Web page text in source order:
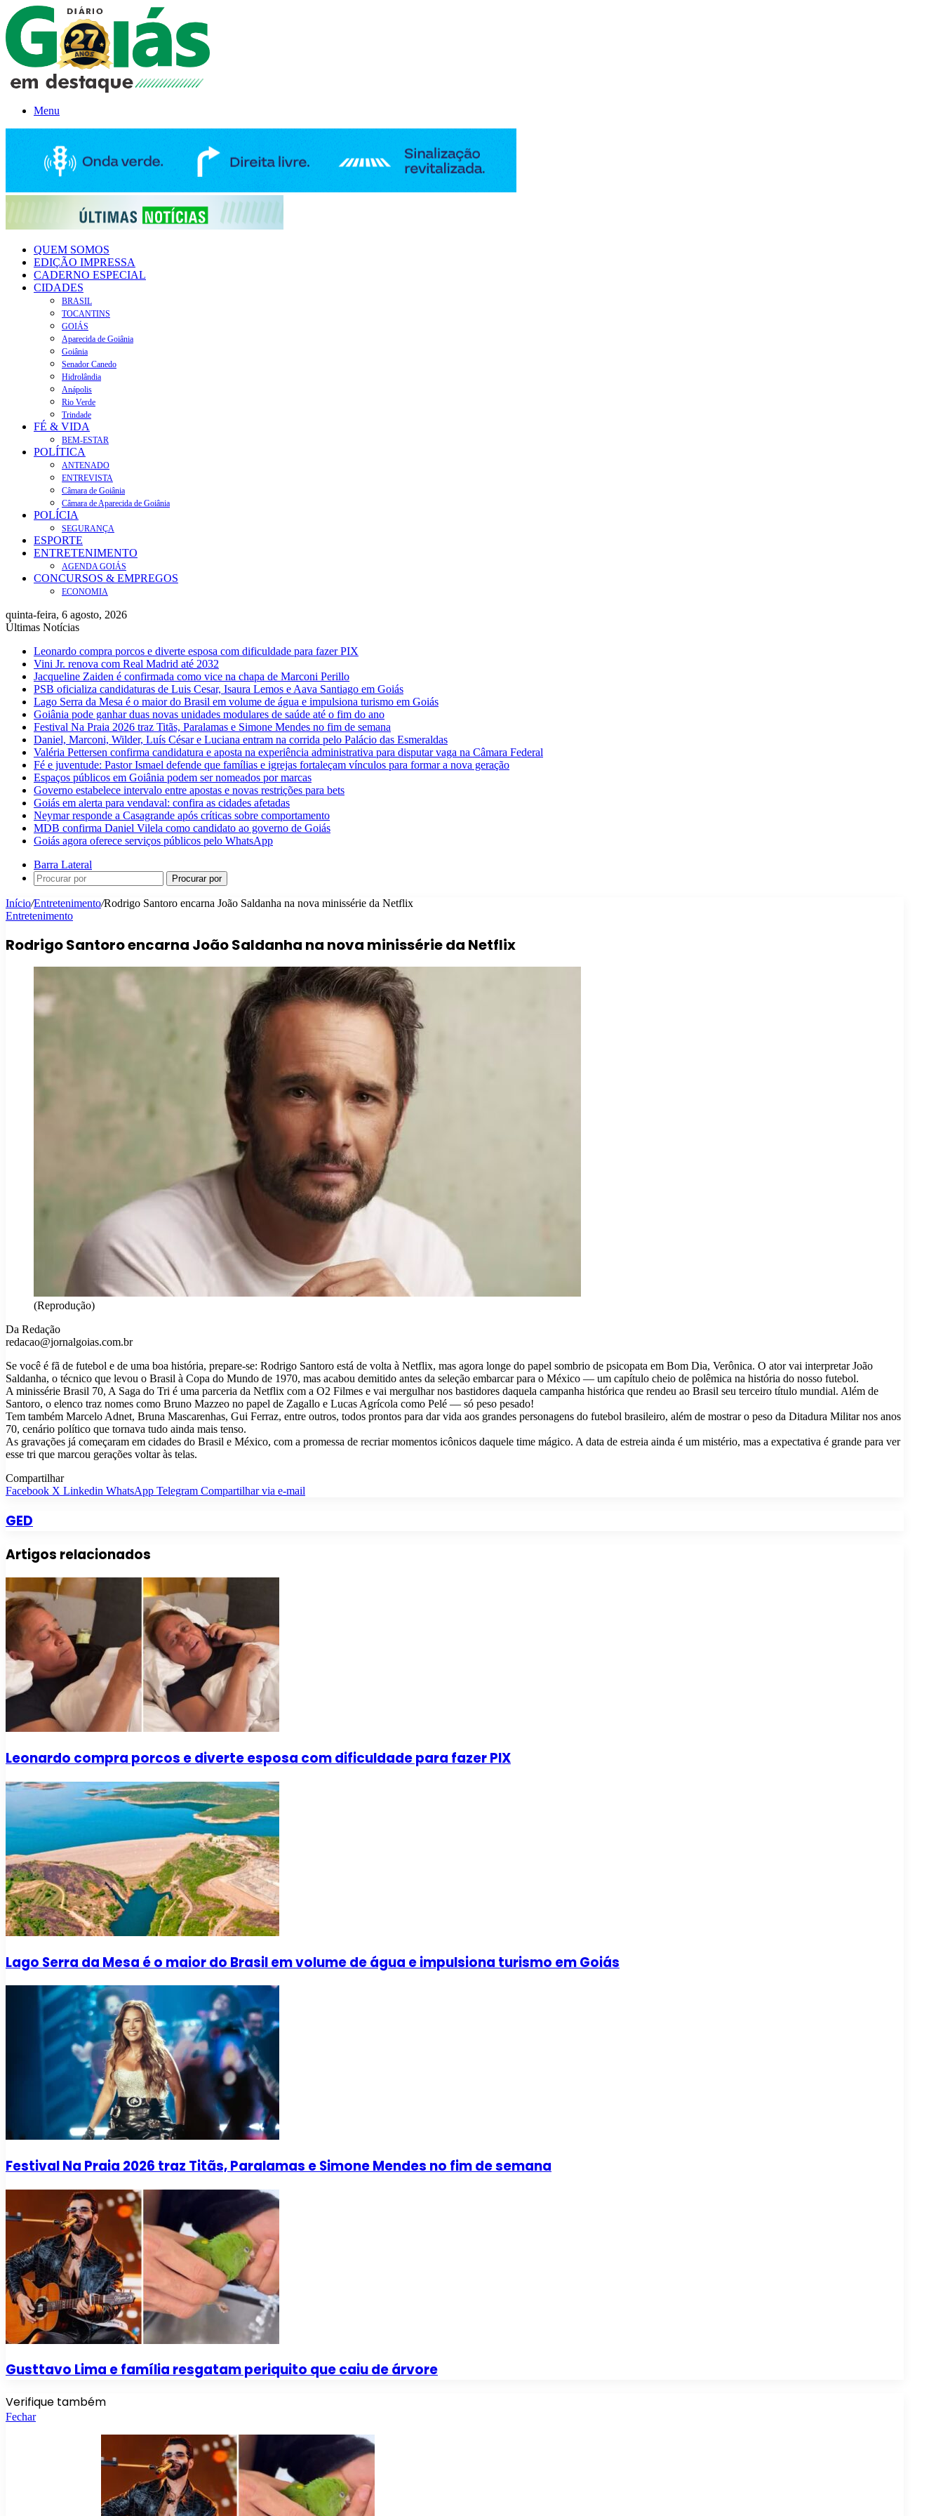
Menu
QUEM SOMOS
EDIÇÃO IMPRESSA
CADERNO ESPECIAL
CIDADES
BRASIL
TOCANTINS
GOIÁS
Aparecida de Goiânia
Goiânia
Senador Canedo
Hidrolândia
Anápolis
Rio Verde
Trindade
FÉ & VIDA
BEM-ESTAR
POLÍTICA
ANTENADO
ENTREVISTA
Câmara de Goiânia
Câmara de Aparecida de Goiânia
POLÍCIA
SEGURANÇA
ESPORTE
ENTRETENIMENTO
AGENDA GOIÁS
CONCURSOS & EMPREGOS
ECONOMIA
quinta-feira, 6 agosto, 2026
Últimas Notícias
Leonardo compra porcos e diverte esposa com dificuldade para fazer PIX
Vini Jr. renova com Real Madrid até 2032
Jacqueline Zaiden é confirmada como vice na chapa de Marconi Perillo
PSB oficializa candidaturas de Luis Cesar, Isaura Lemos e Aava Santiago em Goiás
Lago Serra da Mesa é o maior do Brasil em volume de água e impulsiona turismo em Goiás
Goiânia pode ganhar duas novas unidades modulares de saúde até o fim do ano
Festival Na Praia 2026 traz Titãs, Paralamas e Simone Mendes no fim de semana
Daniel, Marconi, Wilder, Luís César e Luciana entram na corrida pelo Palácio das Esmeraldas
Valéria Pettersen confirma candidatura e aposta na experiência administrativa para disputar vaga na Câmara Federal
Fé e juventude: Pastor Ismael defende que famílias e igrejas fortaleçam vínculos para formar a nova geração
Espaços públicos em Goiânia podem ser nomeados por marcas
Governo estabelece intervalo entre apostas e novas restrições para bets
Goiás em alerta para vendaval: confira as cidades afetadas
Neymar responde a Casagrande após críticas sobre comportamento
MDB confirma Daniel Vilela como candidato ao governo de Goiás
Goiás agora oferece serviços públicos pelo WhatsApp
Barra Lateral
Procurar por
Início/Entretenimento/Rodrigo Santoro encarna João Saldanha na nova minissérie da Netflix
Entretenimento
Rodrigo Santoro encarna João Saldanha na nova minissérie da Netflix
(Reprodução)
Da Redação
redacao@jornalgoias.com.br
Se você é fã de futebol e de uma boa história, prepare-se: Rodrigo Santoro está de volta à Netflix, mas agora longe do papel sombrio de psicopata em Bom Dia, Verônica. O ator vai interpretar João
Saldanha, o técnico que levou o Brasil à Copa do Mundo de 1970, mas acabou demitido antes da seleção embarcar para o México — um capítulo cheio de polêmica na história do nosso futebol.
A minissérie Brasil 70, A Saga do Tri é uma parceria da Netflix com a O2 Filmes e vai mergulhar nos bastidores daquela campanha histórica que rendeu ao Brasil seu terceiro título mundial. Além de
Santoro, o elenco traz nomes como Bruno Mazzeo no papel de Zagallo e Lucas Agrícola como Pelé — só peso pesado!
Tem também Marcelo Adnet, Bruna Mascarenhas, Gui Ferraz, entre outros, todos prontos para dar vida aos grandes personagens do futebol brasileiro, além de mostrar o peso da Ditadura Militar nos anos
70, cenário político que tornava tudo ainda mais tenso.
As gravações já começaram em cidades do Brasil e México, com a promessa de recriar momentos icônicos daquele time mágico. A data de estreia ainda é um mistério, mas a expectativa é grande para ver
esse tri que marcou gerações voltar às telas.
Compartilhar
Facebook X Linkedin WhatsApp Telegram Compartilhar via e-mail
GED
Artigos relacionados
Leonardo compra porcos e diverte esposa com dificuldade para fazer PIX
Lago Serra da Mesa é o maior do Brasil em volume de água e impulsiona turismo em Goiás
Festival Na Praia 2026 traz Titãs, Paralamas e Simone Mendes no fim de semana
Gusttavo Lima e família resgatam periquito que caiu de árvore
Verifique também
Fechar